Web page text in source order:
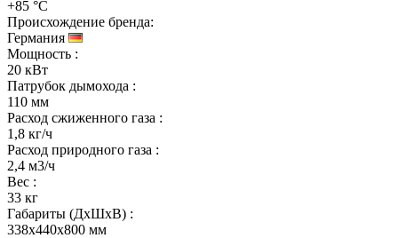
+85 °C
Происхождение бренда:
Германия
Мощность :
20 кВт
Патрубок дымохода :
110 мм
Расход сжиженного газа :
1,8 кг/ч
Расход природного газа :
2,4 м3/ч
Вес :
33 кг
Габариты (ДхШхВ) :
338x440x800 мм